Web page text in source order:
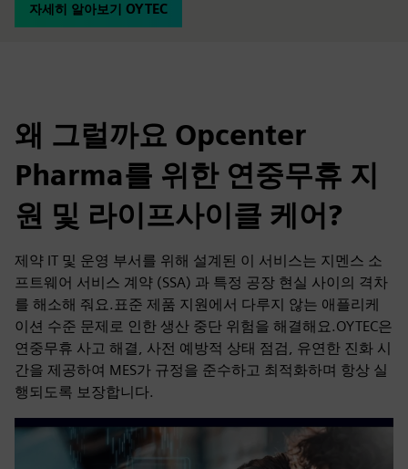
자세히 알아보기 OYTEC
왜 그럴까요 Opcenter
Pharma를 위한 연중무휴 지
원 및 라이프사이클 케어?
제약 IT 및 운영 부서를 위해 설계된 이 서비스는 지멘스 소
프트웨어 서비스 계약 (SSA) 과 특정 공장 현실 사이의 격차
를 해소해 줘요.표준 제품 지원에서 다루지 않는 애플리케
이션 수준 문제로 인한 생산 중단 위험을 해결해요.OYTEC은
연중무휴 사고 해결, 사전 예방적 상태 점검, 유연한 진화 시
간을 제공하여 MES가 규정을 준수하고 최적화하며 항상 실
행되도록 보장합니다.